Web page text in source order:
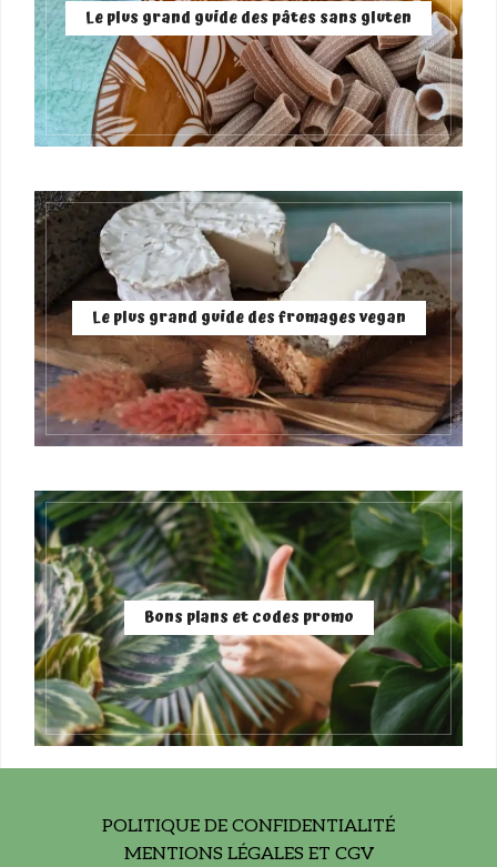
Le plus grand guide des pâtes sans gluten
Le plus grand guide des fromages vegan
Bons plans et codes promo
POLITIQUE DE CONFIDENTIALITÉ
MENTIONS LÉGALES ET CGV